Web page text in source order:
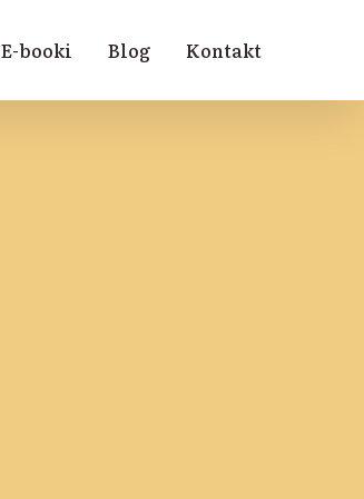
E-booki Blog Kontakt